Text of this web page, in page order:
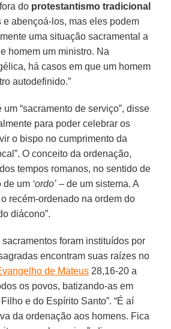
do protestantismo tradicional
e abençoá-los, mas eles podem
uma situação sacramental a
homem um ministro. Na
há casos em que um homem
autodefinido.”
“sacramento de serviço”, disse
para poder celebrar os
o bispo no cumprimento da
O conceito da ordenação,
tempos romanos, no sentido de
de um ‘ordo’ – de um sistema. A
recém-ordenado na ordem do
diácono”.
foram instituídos por
encontram suas raízes no
de Mateus 28,16-20 a
os povos, batizando-as em
e do Espírito Santo”. “É aí
da ordenação aos homens. Fica